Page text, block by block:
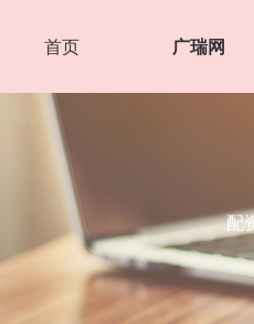
首页 广瑞网
配